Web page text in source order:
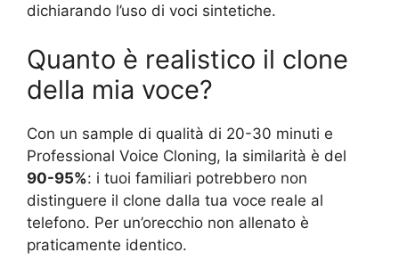
dichiarando l’uso di voci sintetiche.
Quanto è realistico il clone
della mia voce?
Con un sample di qualità di 20-30 minuti e
Professional Voice Cloning, la similarità è del
90-95%: i tuoi familiari potrebbero non
distinguere il clone dalla tua voce reale al
telefono. Per un’orecchio non allenato è
praticamente identico.